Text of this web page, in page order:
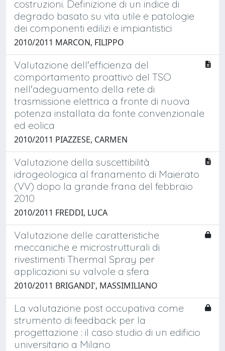
costruzioni. Definizione di un indice di
degrado basato su vita utile e patologie
dei componenti edilizi e impiantistici
2010/2011 MARCON, FILIPPO
Valutazione dell'efficienza del
comportamento proattivo del TSO
nell'adeguamento della rete di
trasmissione elettrica a fronte di nuova
potenza installata da fonte convenzionale
ed eolica
2010/2011 PIAZZESE, CARMEN
Valutazione della suscettibilità
idrogeologica al franamento di Maierato
(VV) dopo la grande frana del febbraio
2010
2010/2011 FREDDI, LUCA
Valutazione delle caratteristiche
meccaniche e microstrutturali di
rivestimenti Thermal Spray per
applicazioni su valvole a sfera
2010/2011 BRIGANDI', MASSIMILIANO
La valutazione post occupativa come
strumento di feedback per la
progettazione : il caso studio di un edificio
universitario a Milano